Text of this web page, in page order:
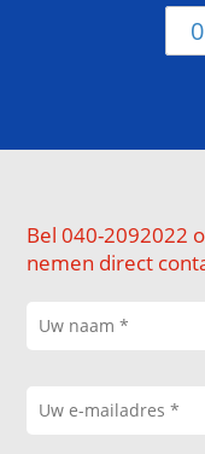
Bel 040-2092022
nemen direct